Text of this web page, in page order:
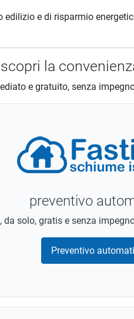
edilizio e di risparmio
scopri la
e gratuito, senza
preventivo
da solo, gratis e senza
Preventivo